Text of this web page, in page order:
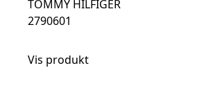
TOMMY HILFIGER
2790601
Vis produkt